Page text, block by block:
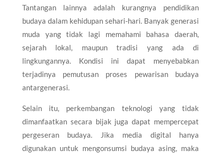
Tantangan lainnya adalah kurangnya pendidikan
budaya dalam kehidupan sehari-hari. Banyak generasi
muda yang tidak lagi memahami bahasa daerah,
sejarah lokal, maupun tradisi yang ada di
lingkungannya. Kondisi ini dapat menyebabkan
terjadinya pemutusan proses pewarisan budaya
antargenerasi.
Selain itu, perkembangan teknologi yang tidak
dimanfaatkan secara bijak juga dapat mempercepat
pergeseran budaya. Jika media digital hanya
digunakan untuk mengonsumsi budaya asing, maka